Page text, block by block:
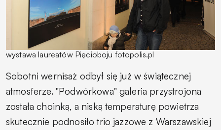
wystawa laureatów Pięcioboju fotopolis.pl
Sobotni wernisaż odbył się już w świątecznej
atmosferze. "Podwórkowa" galeria przystrojona
została choinką, a niską temperaturę powietrza
skutecznie podnosiło trio jazzowe z Warszawskiej